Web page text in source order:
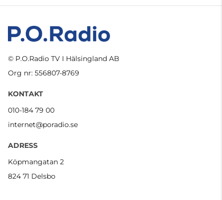
© P.O.Radio TV I Hälsingland AB
Org nr: 556807-8769
KONTAKT
010-184 79 00
internet@poradio.se
ADRESS
Köpmangatan 2
824 71 Delsbo